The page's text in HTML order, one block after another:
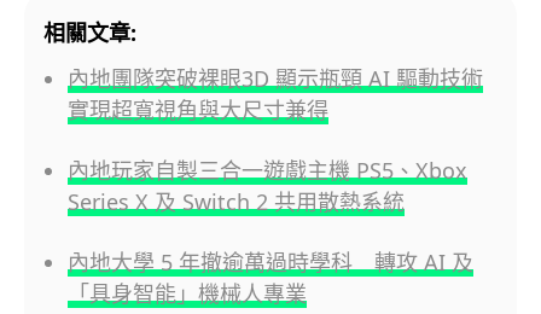
相關文章:
內地團隊突破裸眼3D 顯示瓶頸 AI 驅動技術
實現超寬視角與大尺寸兼得
內地玩家自製三合一遊戲主機 PS5、Xbox
Series X 及 Switch 2 共用散熱系統
內地大學 5 年撤逾萬過時學科 轉攻 AI 及
「具身智能」機械人專業